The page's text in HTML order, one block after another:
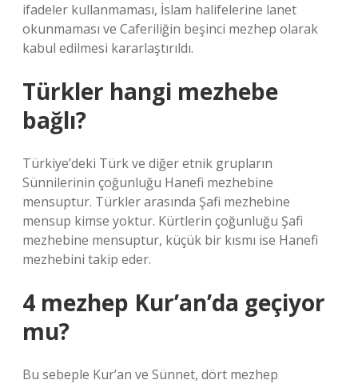
ifadeler kullanmaması, İslam halifelerine lanet
okunmaması ve Caferiliğin beşinci mezhep olarak
kabul edilmesi kararlaştırıldı.
Türkler hangi mezhebe
bağlı?
Türkiye’deki Türk ve diğer etnik grupların
Sünnilerinin çoğunluğu Hanefi mezhebine
mensuptur. Türkler arasında Şafi mezhebine
mensup kimse yoktur. Kürtlerin çoğunluğu Şafi
mezhebine mensuptur, küçük bir kısmı ise Hanefi
mezhebini takip eder.
4 mezhep Kur’an’da geçiyor
mu?
Bu sebeple Kur’an ve Sünnet, dört mezhep